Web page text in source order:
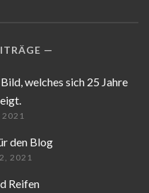
welches sich 25 Jahre
2021
den Blog
2021
Reifen